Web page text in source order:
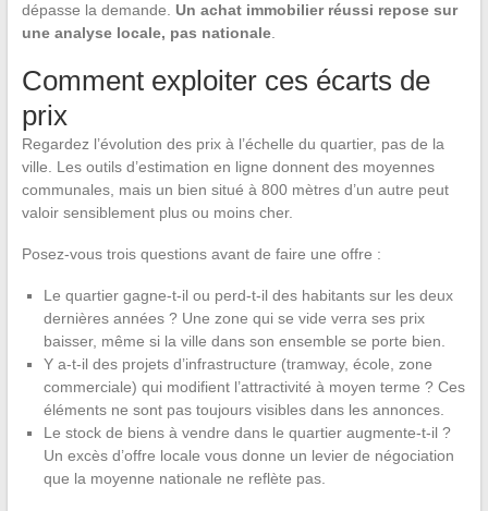
dépasse la demande. Un achat immobilier réussi repose sur
une analyse locale, pas nationale.
Comment exploiter ces écarts de
prix
Regardez l’évolution des prix à l’échelle du quartier, pas de la
ville. Les outils d’estimation en ligne donnent des moyennes
communales, mais un bien situé à 800 mètres d’un autre peut
valoir sensiblement plus ou moins cher.
Posez-vous trois questions avant de faire une offre :
Le quartier gagne-t-il ou perd-t-il des habitants sur les deux
dernières années ? Une zone qui se vide verra ses prix
baisser, même si la ville dans son ensemble se porte bien.
Y a-t-il des projets d’infrastructure (tramway, école, zone
commerciale) qui modifient l’attractivité à moyen terme ? Ces
éléments ne sont pas toujours visibles dans les annonces.
Le stock de biens à vendre dans le quartier augmente-t-il ?
Un excès d’offre locale vous donne un levier de négociation
que la moyenne nationale ne reflète pas.